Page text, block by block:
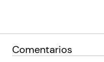
Comentarios